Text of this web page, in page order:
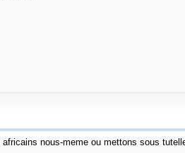
nous-meme ou mettons sous